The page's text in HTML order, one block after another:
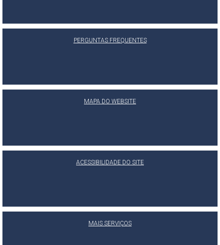
PERGUNTAS FREQUENTES
MAPA DO WEBSITE
ACESSIBILIDADE DO SITE
MAIS SERVIÇOS